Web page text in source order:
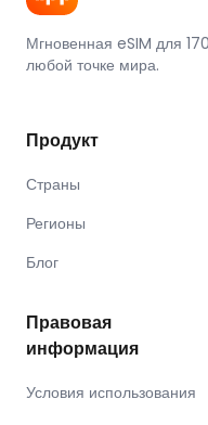
Мгновенная eSIM для
любой точке мира.
Продукт
Страны
Регионы
Блог
Правовая
информация
Условия использования